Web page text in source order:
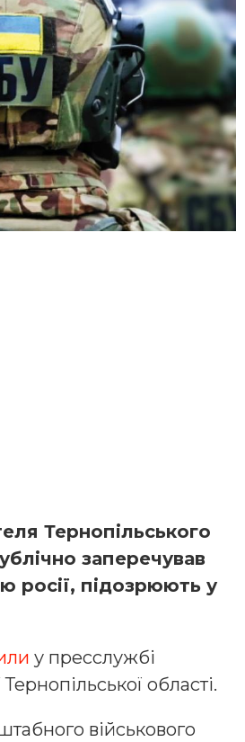
Тернопільського
заперечував
росії, підозрюють у
у пресслужбі
області.
військового